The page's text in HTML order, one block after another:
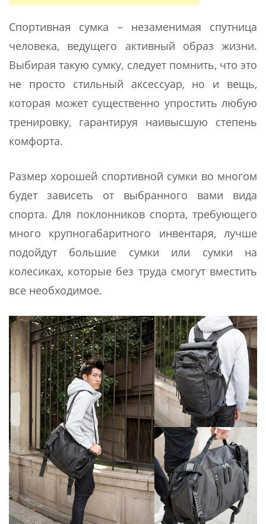
Спортивная сумка – незаменимая спутница
человека, ведущего активный образ жизни.
Выбирая такую сумку, следует помнить, что это
не просто стильный аксессуар, но и вещь,
которая может существенно упростить любую
тренировку, гарантируя наивысшую степень
комфорта.
Размер хорошей спортивной сумки во многом
будет зависеть от выбранного вами вида
спорта. Для поклонников спорта, требующего
много крупногабаритного инвентаря, лучше
подойдут большие сумки или сумки на
колесиках, которые без труда смогут вместить
все необходимое.